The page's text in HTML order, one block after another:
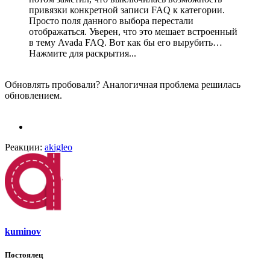
привязки конкретной записи FAQ к категории.
Просто поля данного выбора перестали
отображаться. Уверен, что это мешает встроенный
в тему Avada FAQ. Вот как бы его вырубить…
Нажмите для раскрытия...
Обновлять пробовали? Аналогичная проблема решилась
обновлением.
Реакции: akigleo
kuminov
Постоялец